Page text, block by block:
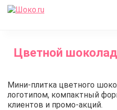
Каталог
Цветной шоколад с
Цветной
Цветной
Мини-плитка цветного
логотипом, компактный
клиентов и промо-акций.